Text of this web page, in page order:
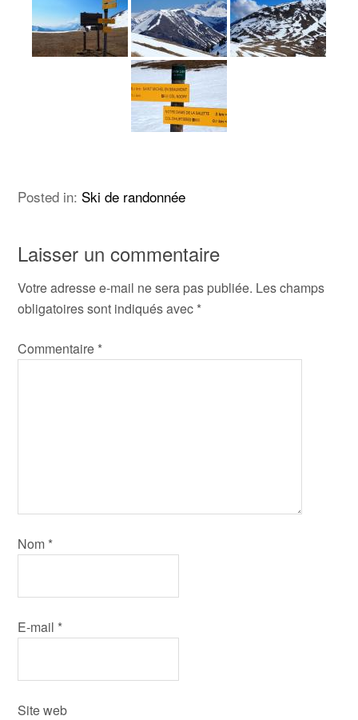
Posted in: Ski de randonnée
Laisser un commentaire
Votre adresse e-mail ne sera pas publiée. Les champs
obligatoires sont indiqués avec *
Commentaire *
Nom *
E-mail *
Site web